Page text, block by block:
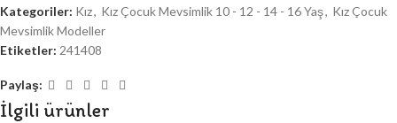
Kategoriler: Kız, Kız Çocuk Mevsimlik 10 - 12 - 14 - 16 Yaş, Kız Çocuk
Mevsimlik Modeller
Etiketler: 241408
Paylaş:
İlgili ürünler